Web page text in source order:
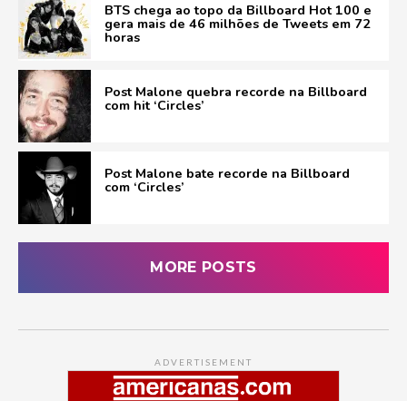
BTS chega ao topo da Billboard Hot 100 e
gera mais de 46 milhões de Tweets em 72
horas
Post Malone quebra recorde na Billboard
com hit ‘Circles’
Post Malone bate recorde na Billboard
com ‘Circles’
MORE POSTS
ADVERTISEMENT